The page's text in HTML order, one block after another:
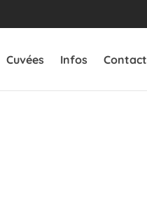
Cuvées Infos Contact